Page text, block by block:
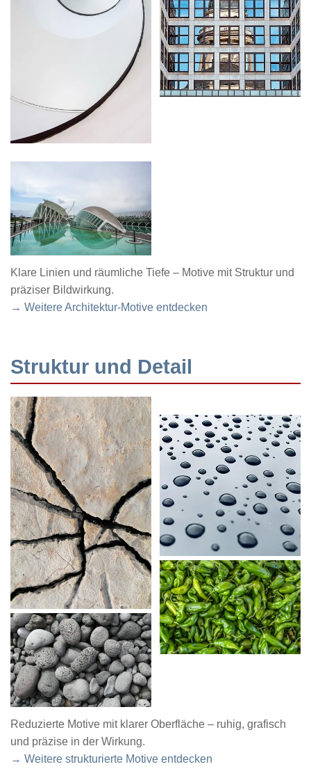
Klare Linien und räumliche Tiefe – Motive mit Struktur und
präziser Bildwirkung.
→ Weitere Architektur-Motive entdecken
Struktur und Detail
Reduzierte Motive mit klarer Oberfläche – ruhig, grafisch
und präzise in der Wirkung.
→ Weitere strukturierte Motive entdecken